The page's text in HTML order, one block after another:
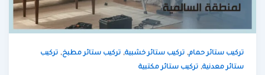
تركيب ستائر حمام,تركيب ستائر خشبية,تركيب ستائر مطبخ,تركيب
ستائر معدنية,تركيب ستائر مكتبية